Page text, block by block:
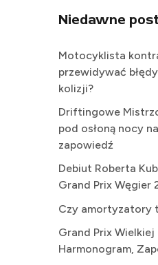
Niedawne
Motocyklista
przewidywać
kolizji?
Driftingowe
pod osłoną nocy
zapowiedź
Debiut Roberta
Grand Prix Węgier
Czy amortyzatory
Grand Prix
Harmonogram,